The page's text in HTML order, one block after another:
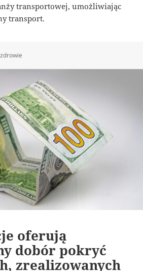
transportowej, umożliwiając
transport.
Kategorie
zdrowie
oferują
dobór pokryć
zrealizowanych